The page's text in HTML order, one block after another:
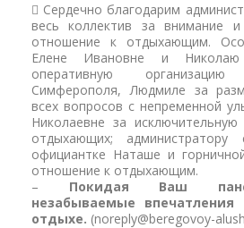
Сердечно благодарим
весь коллектив за внимание
отношение к отдыхающим.
Елене Ивановне и Николаю
оперативную
Симферополя, Людмиле за
всех вопросов с непременной
Николаевне за
отдыхающих; администратору
официантке Наташе и
отношение к отдыхающим.
– Покидая Ваш
незабываемые впечатления
отдыхе. (noreply@beregovoy-